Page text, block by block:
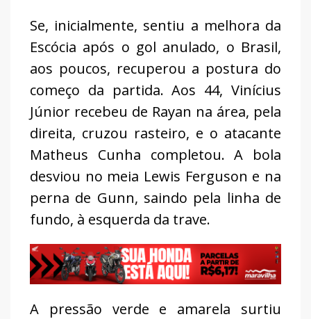
Se, inicialmente, sentiu a melhora da
Escócia após o gol anulado, o Brasil,
aos poucos, recuperou a postura do
começo da partida. Aos 44, Vinícius
Júnior recebeu de Rayan na área, pela
direita, cruzou rasteiro, e o atacante
Matheus Cunha completou. A bola
desviou no meia Lewis Ferguson e na
perna de Gunn, saindo pela linha de
fundo, à esquerda da trave.
A pressão verde e amarela surtiu